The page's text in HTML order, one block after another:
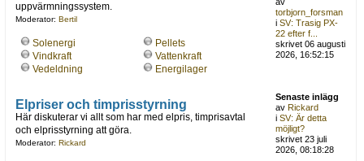
uppvärmningssystem.
Moderator: Bertil
Solenergi
Vindkraft
Vedeldning
Pellets
Vattenkraft
Energilager
torbjorn_forsman
iSV: Trasig PX-
22 efter f...
skrivet 06 augusti
2026, 16:52:15
Elpriser och timprisstyrning
Här diskuterar vi allt som har med elpris, timprisavtal
och elprisstyrning att göra.
Moderator: Rickard
Senaste inlägg
avRickard
iSV: Är detta
möjligt?
skrivet 23 juli
2026, 08:18:28